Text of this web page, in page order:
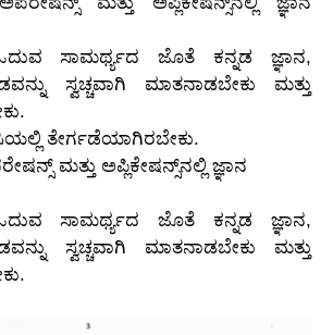
ಸಾಮರ್ಥ್ಯದ ಜೊತೆ ಕನ್ನಡ ಜ್ಞಾನ,
ಸ್ವಚ್ಚವಾಗಿ ಮಾತನಾಡಬೇಕು ಮತ್ತು
ತೇರ್ಗಡೆಯಾಗಿರಬೇಕು.
ಮತ್ತು ಅಪ್ಲಿಕೇಷನ್ಸ್‌ನಲ್ಲಿ ಜ್ಞಾನ
ಸಾಮರ್ಥ್ಯದ ಜೊತೆ ಕನ್ನಡ ಜ್ಞಾನ,
ಸ್ವಚ್ಚವಾಗಿ ಮಾತನಾಡಬೇಕು ಮತ್ತು